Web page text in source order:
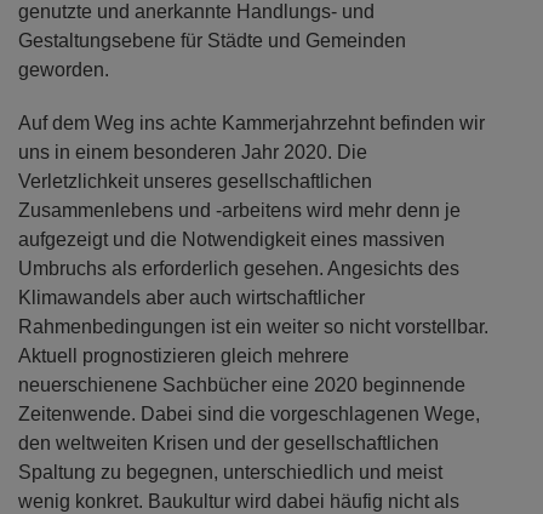
genutzte und anerkannte Handlungs- und
Gestaltungsebene für Städte und Gemeinden
geworden.
Auf dem Weg ins achte Kammerjahrzehnt befinden wir
uns in einem besonderen Jahr 2020. Die
Verletzlichkeit unseres gesellschaftlichen
Zusammenlebens und -arbeitens wird mehr denn je
aufgezeigt und die Notwendigkeit eines massiven
Umbruchs als erforderlich gesehen. Angesichts des
Klimawandels aber auch wirtschaftlicher
Rahmenbedingungen ist ein weiter so nicht vorstellbar.
Aktuell prognostizieren gleich mehrere
neuerschienene Sachbücher eine 2020 beginnende
Zeitenwende. Dabei sind die vorgeschlagenen Wege,
den weltweiten Krisen und der gesellschaftlichen
Spaltung zu begegnen, unterschiedlich und meist
wenig konkret. Baukultur wird dabei häufig nicht als